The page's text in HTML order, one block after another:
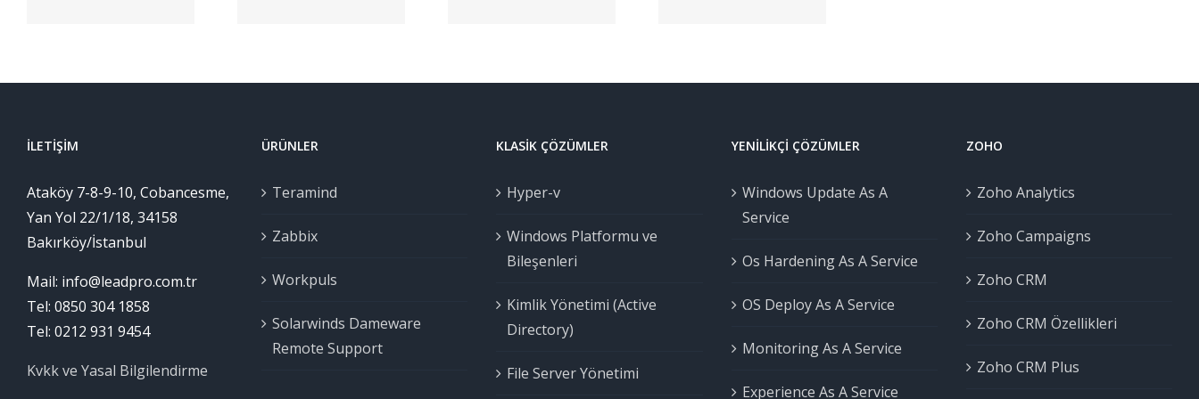
İLETIŞIM
Ataköy 7-8-9-10, Cobancesme,
Yan Yol 22/1/18, 34158
Bakırköy/İstanbul
Mail: info@leadpro.com.tr
Tel: 0850 304 1858
Tel: 0212 931 9454
Kvkk ve Yasal Bilgilendirme
ÜRÜNLER
Teramind
Zabbix
Workpuls
Solarwinds Dameware
Remote Support
KLASIK ÇÖZÜMLER
Hyper-v
Windows Platformu ve
Bileşenleri
Kimlik Yönetimi (Active
Directory)
File Server Yönetimi
YENILIKÇI ÇÖZÜMLER
Windows Update As A
Service
Os Hardening As A Service
OS Deploy As A Service
Monitoring As A Service
Experience As A Service
ZOHO
Zoho Analytics
Zoho Campaigns
Zoho CRM
Zoho CRM Özellikleri
Zoho CRM Plus